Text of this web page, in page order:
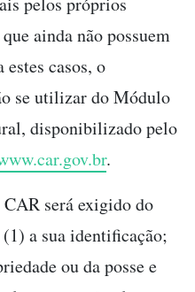
ainda não possuem
estes casos, o
se utilizar do Módulo
disponibilizado pelo
.
será exigido do
a sua identificação;
ou da posse e